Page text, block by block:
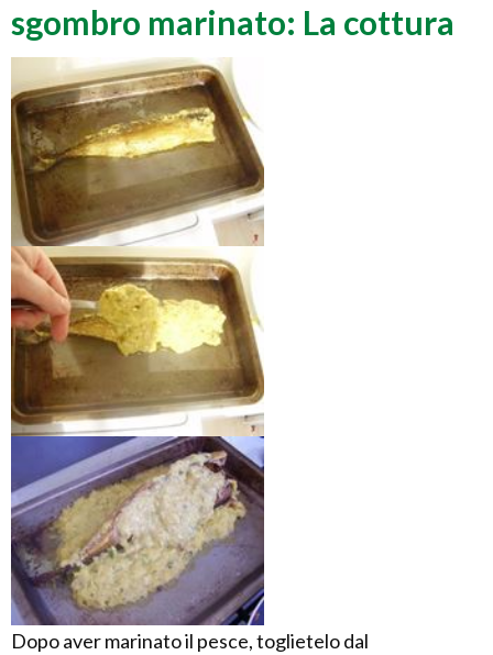
sgombro marinato: La cottura
Dopo aver marinato il pesce, toglietelo dal